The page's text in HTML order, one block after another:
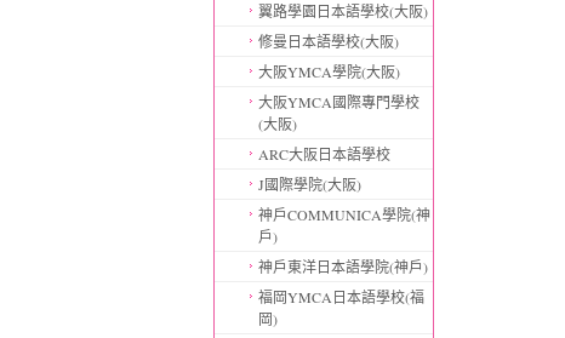
翼路學園日本語學校(大阪)
修曼日本語學校(大阪)
大阪YMCA學院(大阪)
大阪YMCA國際專門學校
(大阪)
ARC大阪日本語學校
J國際學院(大阪)
神戶COMMUNICA學院(神
戶)
神戶東洋日本語學院(神戶)
福岡YMCA日本語學校(福
岡)